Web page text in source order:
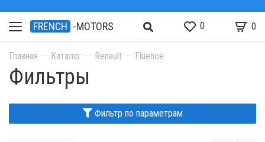
FRENCH -MOTORS 0 0
Главная Каталог Renault Fluence
Фильтры
Фильтр по параметрам